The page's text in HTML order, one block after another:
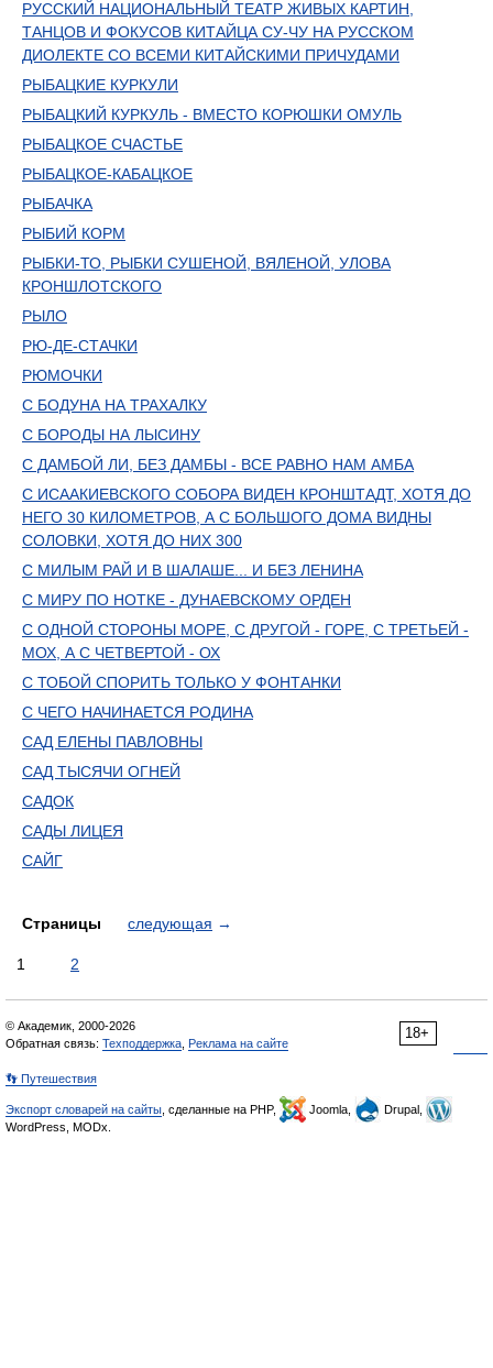
РУССКИЙ НАЦИОНАЛЬНЫЙ ТЕАТР ЖИВЫХ КАРТИН,
ТАНЦОВ И ФОКУСОВ КИТАЙЦА СУ-ЧУ НА РУССКОМ
ДИОЛЕКТЕ СО ВСЕМИ КИТАЙСКИМИ ПРИЧУДАМИ
РЫБАЦКИЕ КУРКУЛИ
РЫБАЦКИЙ КУРКУЛЬ - ВМЕСТО КОРЮШКИ ОМУЛЬ
РЫБАЦКОЕ СЧАСТЬЕ
РЫБАЦКОЕ-КАБАЦКОЕ
РЫБАЧКА
РЫБИЙ КОРМ
РЫБКИ-ТО, РЫБКИ СУШЕНОЙ, ВЯЛЕНОЙ, УЛОВА
КРОНШЛОТСКОГО
РЫЛО
РЮ-ДЕ-СТАЧКИ
РЮМОЧКИ
С БОДУНА НА ТРАХАЛКУ
С БОРОДЫ НА ЛЫСИНУ
С ДАМБОЙ ЛИ, БЕЗ ДАМБЫ - ВСЕ РАВНО НАМ АМБА
С ИСААКИЕВСКОГО СОБОРА ВИДЕН КРОНШТАДТ, ХОТЯ ДО
НЕГО 30 КИЛОМЕТРОВ, А С БОЛЬШОГО ДОМА ВИДНЫ
СОЛОВКИ, ХОТЯ ДО НИХ 300
С МИЛЫМ РАЙ И В ШАЛАШЕ... И БЕЗ ЛЕНИНА
С МИРУ ПО НОТКЕ - ДУНАЕВСКОМУ ОРДЕН
С ОДНОЙ СТОРОНЫ МОРЕ, С ДРУГОЙ - ГОРЕ, С ТРЕТЬЕЙ -
МОХ, А С ЧЕТВЕРТОЙ - ОХ
С ТОБОЙ СПОРИТЬ ТОЛЬКО У ФОНТАНКИ
С ЧЕГО НАЧИНАЕТСЯ РОДИНА
САД ЕЛЕНЫ ПАВЛОВНЫ
САД ТЫСЯЧИ ОГНЕЙ
САДОК
САДЫ ЛИЦЕЯ
САЙГ
Страницы следующая →
1 2
18+
© Академик, 2000-2026
Обратная связь: Техподдержка Реклама на сайте
👣 Путешествия
Экспорт словарей на сайты , сделанные на PHP, Joomla,
Drupal,
WordPress, MODx.